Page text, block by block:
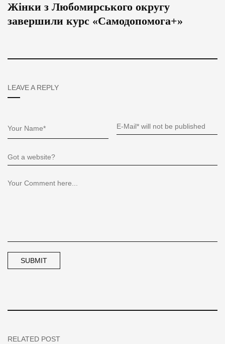
Жінки з Любомирського округу
завершили курс «Самодопомога+»
LEAVE A REPLY
RELATED POST